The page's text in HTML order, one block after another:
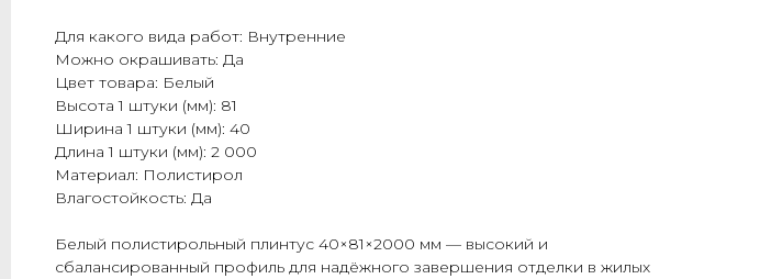
Для какого вида работ: Внутренние
Можно окрашивать: Да
Цвет товара: Белый
Высота 1 штуки (мм): 81
Ширина 1 штуки (мм): 40
Длина 1 штуки (мм): 2 000
Материал: Полистирол
Влагостойкость: Да
Белый полистирольный плинтус 40×81×2000 мм — высокий и
сбалансированный профиль для надёжного завершения отделки в жилых